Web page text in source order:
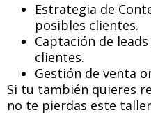
Estrategia de
posibles clientes.
Captación de
clientes.
Gestión de venta
Si tu también quieres
no te pierdas este